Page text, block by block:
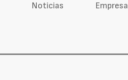
Noticias Empresa